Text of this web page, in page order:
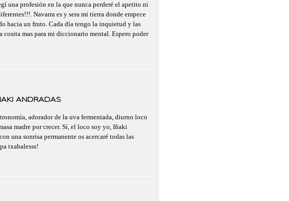
una profesión en la que nunca perderé el apetito ni
Navarra es y sera mi tierra donde empece
hacia un fruto. Cada día tengo la inquietud y las
cosita mas para mi diccionario mental. Espero poder
ANDRADAS
adorador de la uva fermentada, diurno loco
madre por crecer. Sí, el loco soy yo, Iñaki
una sonrisa permanente os acercaré todas las
txabalesss!